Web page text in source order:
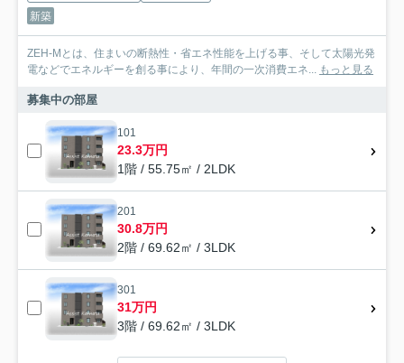
新築
ZEH-Mとは、住まいの断熱性・省エネ性能を上げる事、そして太陽光発
電などでエネルギーを創る事により、年間の一次消費エネ... もっと見る
募集中の部屋
101
23.3万円
1階 / 55.75㎡ / 2LDK
201
30.8万円
2階 / 69.62㎡ / 3LDK
301
31万円
3階 / 69.62㎡ / 3LDK